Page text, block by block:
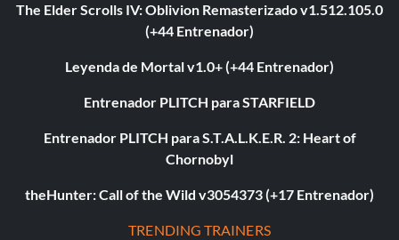
The Elder Scrolls IV: Oblivion Remasterizado v1.512.105.0
(+44 Entrenador)
Leyenda de Mortal v1.0+ (+44 Entrenador)
Entrenador PLITCH para STARFIELD
Entrenador PLITCH para S.T.A.L.K.E.R. 2: Heart of
Chornobyl
theHunter: Call of the Wild v3054373 (+17 Entrenador)
TRENDING TRAINERS